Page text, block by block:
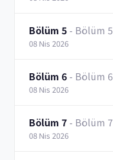
Bölüm 5 - Bölüm 5
08 Nis 2026
Bölüm 6 - Bölüm 6
08 Nis 2026
Bölüm 7 - Bölüm 7
08 Nis 2026